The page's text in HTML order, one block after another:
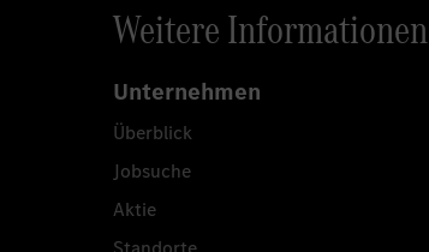
Weitere Informationen
Unternehmen
Überblick
Jobsuche
Aktie